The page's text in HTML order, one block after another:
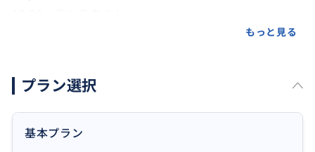
※ご飲食代は現地にて各自お支払いください。
産】
15:30 ティルタウンプル寺院【世界文化遺産】
もっと見る
プラン選択
基本プラン